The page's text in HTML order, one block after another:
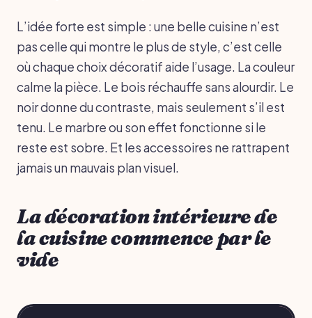
L’idée forte est simple : une belle cuisine n’est
pas celle qui montre le plus de style, c’est celle
où chaque choix décoratif aide l’usage. La couleur
calme la pièce. Le bois réchauffe sans alourdir. Le
noir donne du contraste, mais seulement s’il est
tenu. Le marbre ou son effet fonctionne si le
reste est sobre. Et les accessoires ne rattrapent
jamais un mauvais plan visuel.
La décoration intérieure de
la cuisine commence par le
vide